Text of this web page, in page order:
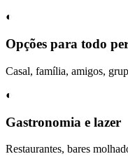
◐
Opções para todo
Casal, família, amigos,
◐
Gastronomia e lazer
Restaurantes, bares